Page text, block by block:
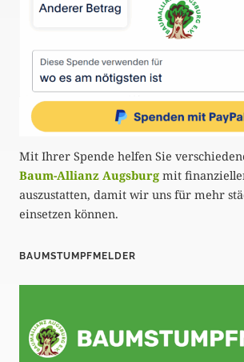
Mit Ihrer Spende helfen Sie
Baum-Allianz Augsburg mit
auszustatten, damit wir uns für mehr
einsetzen können.
BAUMSTUMPFMELDER